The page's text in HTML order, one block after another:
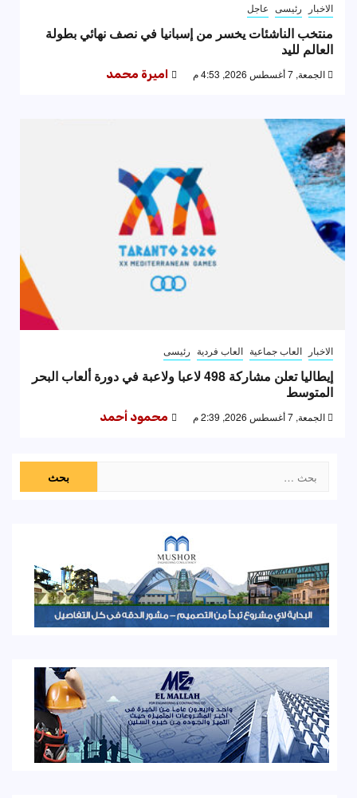
الاخبار رئيسى عاجل
منتخب الناشئات يخسر من إسبانيا في نصف نهائي بطولة
العالم لليد
الجمعة, 7 أغسطس 2026, 4:53 م اميرة محمد
الاخبار العاب جماعية العاب فردية رئيسى
إيطاليا تعلن مشاركة 498 لاعبا ولاعبة في دورة ألعاب البحر
المتوسط
الجمعة, 7 أغسطس 2026, 2:39 م محمود أحمد
عن: